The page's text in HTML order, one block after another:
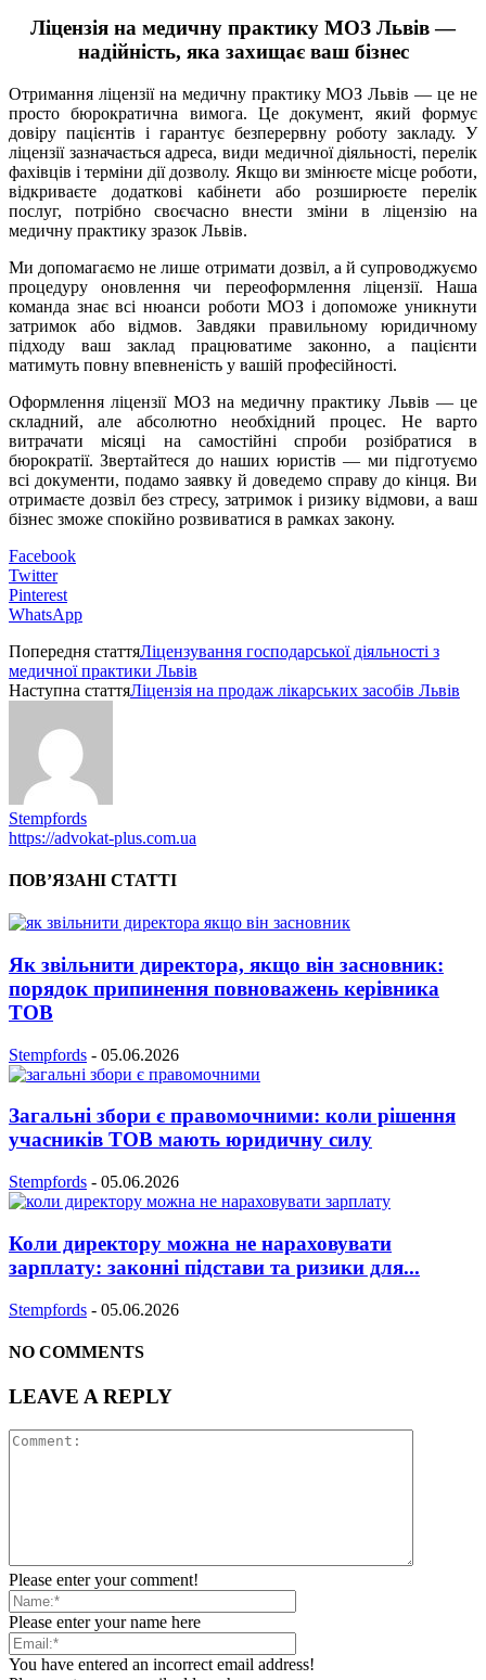
Ліцензія на медичну практику МОЗ Львів —
надійність, яка захищає ваш бізнес
Отримання ліцензії на медичну практику МОЗ Львів — це не
просто бюрократична вимога. Це документ, який формує
довіру пацієнтів і гарантує безперервну роботу закладу. У
ліцензії зазначається адреса, види медичної діяльності, перелік
фахівців і терміни дії дозволу. Якщо ви змінюєте місце роботи,
відкриваєте додаткові кабінети або розширюєте перелік
послуг, потрібно своєчасно внести зміни в ліцензію на
медичну практику зразок Львів.
Ми допомагаємо не лише отримати дозвіл, а й супроводжуємо
процедуру оновлення чи переоформлення ліцензії. Наша
команда знає всі нюанси роботи МОЗ і допоможе уникнути
затримок або відмов. Завдяки правильному юридичному
підходу ваш заклад працюватиме законно, а пацієнти
матимуть повну впевненість у вашій професійності.
Оформлення ліцензії МОЗ на медичну практику Львів — це
складний, але абсолютно необхідний процес. Не варто
витрачати місяці на самостійні спроби розібратися в
бюрократії. Звертайтеся до наших юристів — ми підготуємо
всі документи, подамо заявку й доведемо справу до кінця. Ви
отримаєте дозвіл без стресу, затримок і ризику відмови, а ваш
бізнес зможе спокійно розвиватися в рамках закону.
Facebook
Twitter
Pinterest
WhatsApp
Попередня статтяЛіцензування господарської діяльності з
медичної практики Львів
Наступна статтяЛіцензія на продаж лікарських засобів Львів
Stempfords
https://advokat-plus.com.ua
ПОВ’ЯЗАНІ СТАТТІ
Як звільнити директора, якщо він засновник:
порядок припинення повноважень керівника
ТОВ
Stempfords - 05.06.2026
Загальні збори є правомочними: коли рішення
учасників ТОВ мають юридичну силу
Stempfords - 05.06.2026
Коли директору можна не нараховувати
зарплату: законні підстави та ризики для...
Stempfords - 05.06.2026
NO COMMENTS
LEAVE A REPLY
Please enter your comment!
Please enter your name here
You have entered an incorrect email address!